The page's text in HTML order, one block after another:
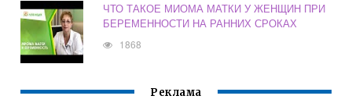
ЧТО ТАКОЕ МИОМА МАТКИ У ЖЕНЩИН ПРИ
БЕРЕМЕННОСТИ НА РАННИХ СРОКАХ
1868
Реклама